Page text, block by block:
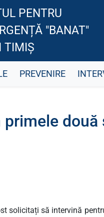
PENTRU
"BANAT"
TIMIȘ
PREVENIRE
două
solicitați să intervină